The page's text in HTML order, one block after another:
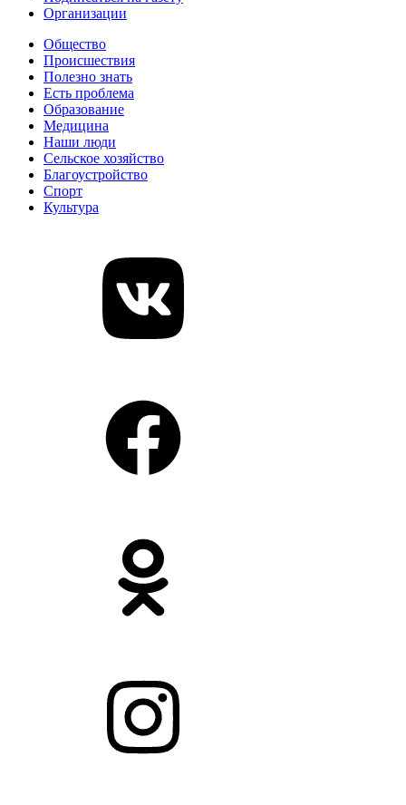
Организации
Общество
Происшествия
Полезно знать
Есть проблема
Образование
Медицина
Наши люди
Сельское хозяйство
Благоустройство
Спорт
Культура